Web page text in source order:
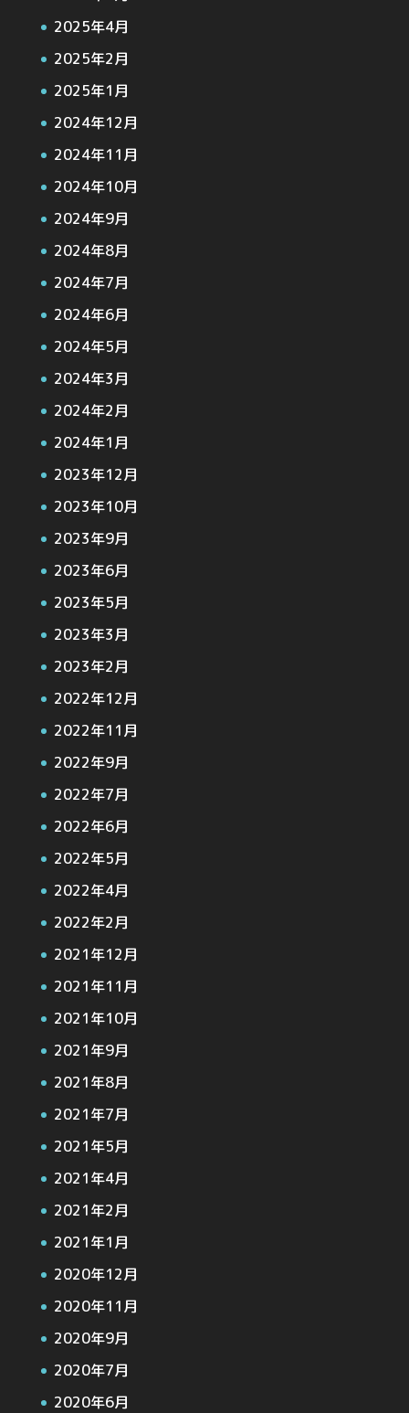
2025年4月
2025年2月
2025年1月
2024年12月
2024年11月
2024年10月
2024年9月
2024年8月
2024年7月
2024年6月
2024年5月
2024年3月
2024年2月
2024年1月
2023年12月
2023年10月
2023年9月
2023年6月
2023年5月
2023年3月
2023年2月
2022年12月
2022年11月
2022年9月
2022年7月
2022年6月
2022年5月
2022年4月
2022年2月
2021年12月
2021年11月
2021年10月
2021年9月
2021年8月
2021年7月
2021年5月
2021年4月
2021年2月
2021年1月
2020年12月
2020年11月
2020年9月
2020年7月
2020年6月